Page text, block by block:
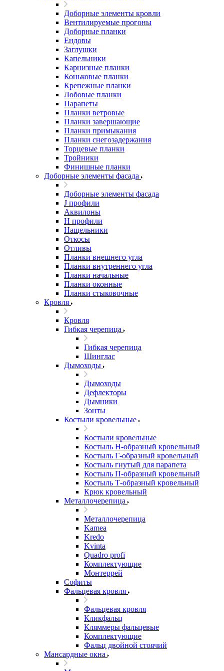
Доборные элементы кровли
Вентилируемые прогоны
Доборные планки
Ендовы
Заглушки
Капельники
Карнизные планки
Коньковые планки
Крепежные планки
Лобовые планки
Парапеты
Планки ветровые
Планки завершающие
Планки примыкания
Планки снегозадержания
Торцевые планки
Тройники
Финишные планки
Доборные элементы фасада
Доборные элементы фасада
J профили
Аквилоны
Н профили
Нащельники
Откосы
Отливы
Планки внешнего угла
Планки внутреннего угла
Планки начальные
Планки оконные
Планки стыковочные
Кровля
Кровля
Гибкая черепица
Гибкая черепица
Шинглас
Дымоходы
Дымоходы
Дефлекторы
Дымники
Зонты
Костыли кровельные
Костыли кровельные
Костыль H-образный кровельный
Костыль Г-образный кровельный
Костыль гнутый для парапета
Костыль П-образный кровельный
Костыль Т-образный кровельный
Крюк кровельный
Металлочерепица
Металлочерепица
Kamea
Kredo
Kvinta
Quadro profi
Комплектующие
Монтеррей
Софиты
Фальцевая кровля
Фальцевая кровля
Кликфальц
Кляммеры фальцевые
Комплектующие
Фальц двойной стоячий
Мансардные окна